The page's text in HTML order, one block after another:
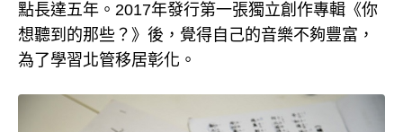
點長達五年。2017年發行第一張獨立創作專輯《你
想聽到的那些？》後，覺得自己的音樂不夠豐富，
為了學習北管移居彰化。